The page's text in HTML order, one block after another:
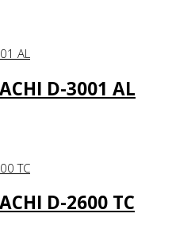
D-3001 AL
D-2600 TC